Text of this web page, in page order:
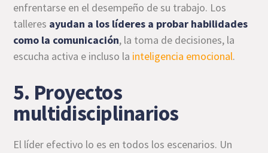
enfrentarse en el desempeño de su trabajo. Los
talleres ayudan a los líderes a probar habilidades
como la comunicación, la toma de decisiones, la
escucha activa e incluso la inteligencia emocional.
5. Proyectos
multidisciplinarios
El líder efectivo lo es en todos los escenarios. Un